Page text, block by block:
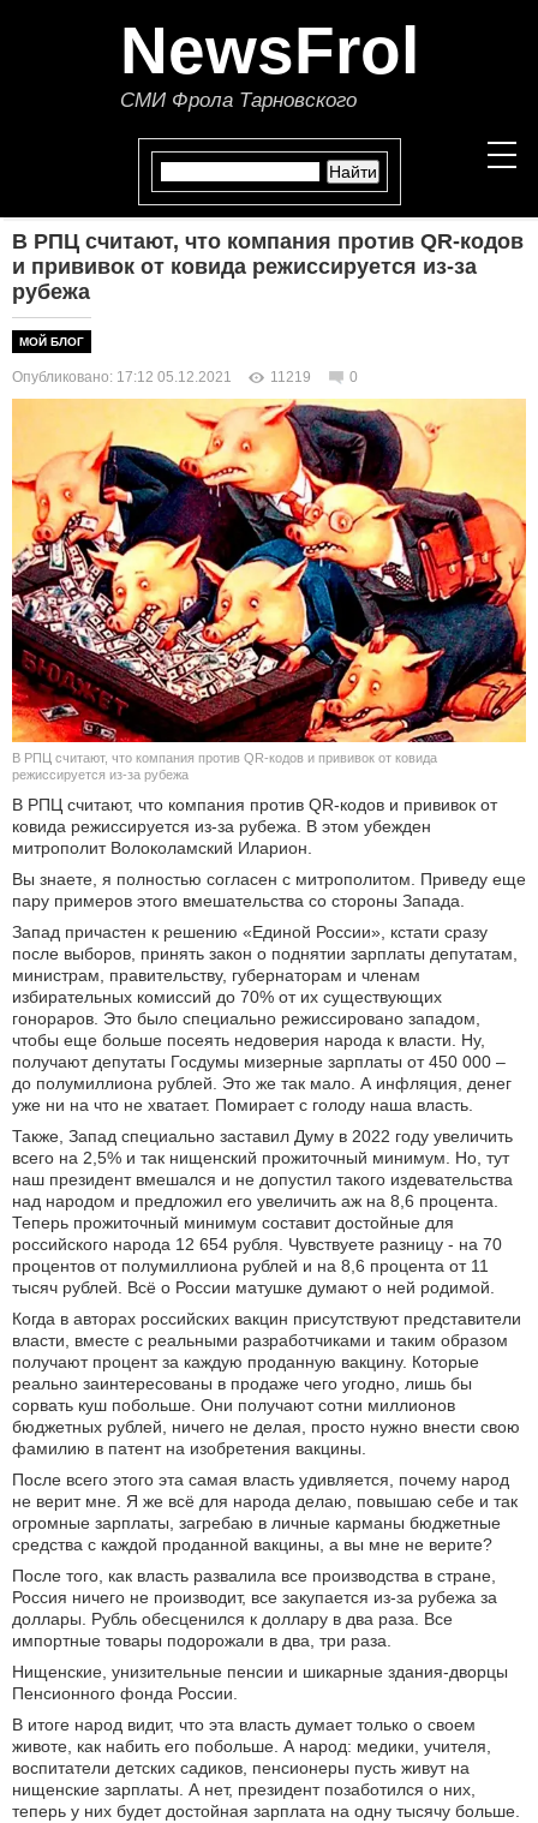
NewsFrol
СМИ Фрола Тарновского
НОВОСТИ
ПОЛИТИКА
ЭКОНОМИКА
В МИРЕ
ОБЩЕСТВО
КУЛЬТУРА
НАУКА
СПОРТ
ШОУ-БИЗНЕС
АВТО И МОТО
ЭГОИЗМ
БЛОГ
В РПЦ считают, что компания против QR-кодов
и прививок от ковида режиссируется из-за
рубежа
МОЙ БЛОГ
Опубликовано: 17:12 05.12.2021 11219 0
В РПЦ считают, что компания против QR-кодов и прививок от ковида
режиссируется из-за рубежа
В РПЦ считают, что компания против QR-кодов и прививок от
ковида режиссируется из-за рубежа. В этом убежден
митрополит Волоколамский Иларион.
Вы знаете, я полностью согласен с митрополитом. Приведу еще
пару примеров этого вмешательства со стороны Запада.
Запад причастен к решению «Единой России», кстати сразу
после выборов, принять закон о поднятии зарплаты депутатам,
министрам, правительству, губернаторам и членам
избирательных комиссий до 70% от их существующих
гонораров. Это было специально режиссировано западом,
чтобы еще больше посеять недоверия народа к власти. Ну,
получают депутаты Госдумы мизерные зарплаты от 450 000 –
до полумиллиона рублей. Это же так мало. А инфляция, денег
уже ни на что не хватает. Помирает с голоду наша власть.
Также, Запад специально заставил Думу в 2022 году увеличить
всего на 2,5% и так нищенский прожиточный минимум. Но, тут
наш президент вмешался и не допустил такого издевательства
над народом и предложил его увеличить аж на 8,6 процента.
Теперь прожиточный минимум составит достойные для
российского народа 12 654 рубля. Чувствуете разницу - на 70
процентов от полумиллиона рублей и на 8,6 процента от 11
тысяч рублей. Всё о России матушке думают о ней родимой.
Когда в авторах российских вакцин присутствуют представители
власти, вместе с реальными разработчиками и таким образом
получают процент за каждую проданную вакцину. Которые
реально заинтересованы в продаже чего угодно, лишь бы
сорвать куш побольше. Они получают сотни миллионов
бюджетных рублей, ничего не делая, просто нужно внести свою
фамилию в патент на изобретения вакцины.
После всего этого эта самая власть удивляется, почему народ
не верит мне. Я же всё для народа делаю, повышаю себе и так
огромные зарплаты, загребаю в личные карманы бюджетные
средства с каждой проданной вакцины, а вы мне не верите?
После того, как власть развалила все производства в стране,
Россия ничего не производит, все закупается из-за рубежа за
доллары. Рубль обесценился к доллару в два раза. Все
импортные товары подорожали в два, три раза.
Нищенские, унизительные пенсии и шикарные здания-дворцы
Пенсионного фонда России.
В итоге народ видит, что эта власть думает только о своем
животе, как набить его побольше. А народ: медики, учителя,
воспитатели детских садиков, пенсионеры пусть живут на
нищенские зарплаты. А нет, президент позаботился о них,
теперь у них будет достойная зарплата на одну тысячу больше.